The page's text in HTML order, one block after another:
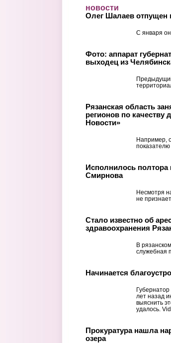
новости
Олег Шалаев отпущен
С января
Фото: аппарат
выходец из
Рязанская область
регионов по качеству
Новости»
Например,
Исполнилось полтора
Смирнова
Несмотря
не
Стало известно об
здравоохранения
В
служебная
Начинается
лет назад
выяснить
удалось.
Прокуратура нашла
озера